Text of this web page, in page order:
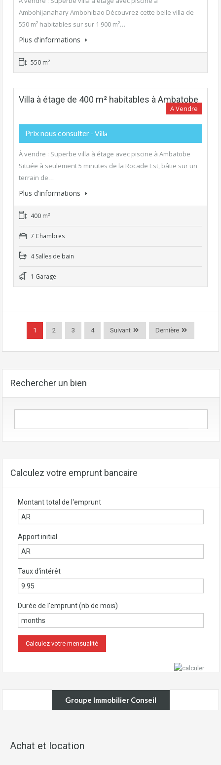
Ambohijanahary Ambohibao Découvrez cette belle villa de
550 m² habitables sur sur 1 900 m²…
Plus d'informations
550 m²
Villa à étage de 400 m² habitables à Ambatobe
A Vendre
Prix nous consulter - Villa
À vendre : Superbe villa à étage avec piscine à Ambatobe
Située à seulement 5 minutes de la Rocade Est, bâtie sur un
terrain de…
Plus d'informations
400 m²
7 Chambres
4 Salles de bain
1 Garage
1 2 3 4 Suivant Dernière
Rechercher un bien
Calculez votre emprunt bancaire
Montant total de l'emprunt
Apport initial
Taux d'intérêt
Durée de l'emprunt (nb de mois)
Groupe Immobilier Conseil
Achat et location